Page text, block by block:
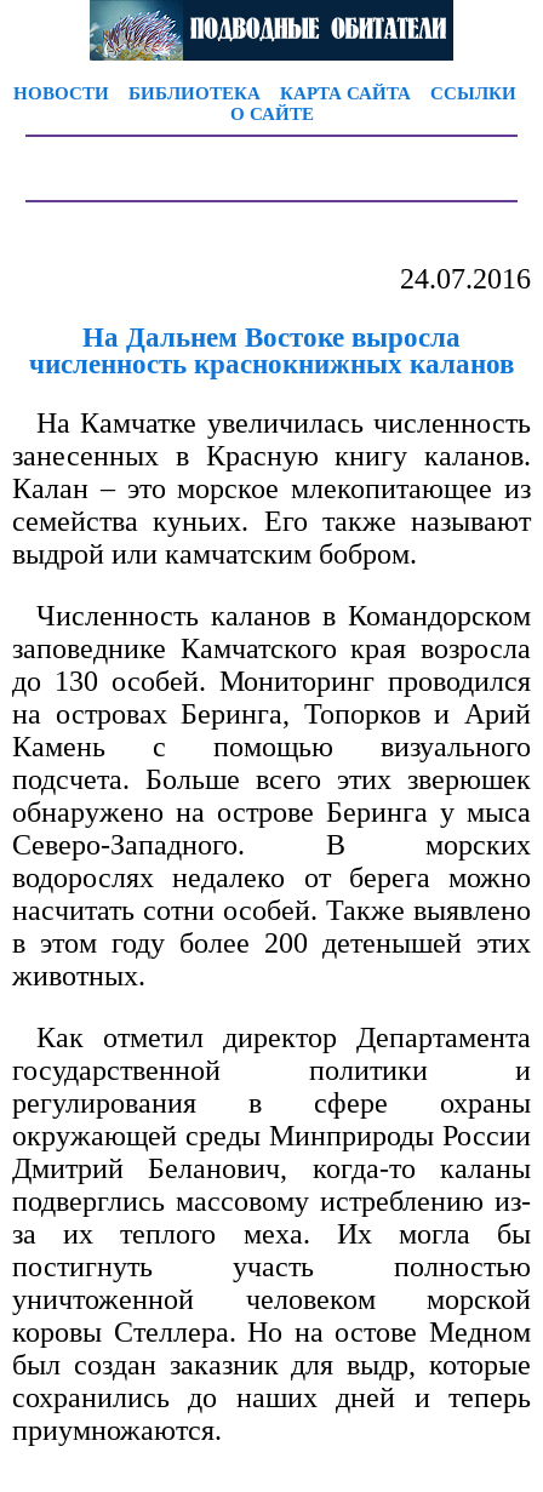
НОВОСТИ БИБЛИОТЕКА КАРТА САЙТА
ССЫЛКИ
О САЙТЕ
24.07.2016
На Дальнем Востоке выросла
численность краснокнижных каланов
На Камчатке увеличилась численность
занесенных в Красную книгу каланов.
Калан – это морское млекопитающее из
семейства куньих. Его также называют
выдрой или камчатским бобром.
Численность каланов в Командорском
заповеднике Камчатского края возросла
до 130 особей. Мониторинг проводился
на островах Беринга, Топорков и Арий
Камень с помощью визуального
подсчета. Больше всего этих зверюшек
обнаружено на острове Беринга у мыса
Северо-Западного. В морских
водорослях недалеко от берега можно
насчитать сотни особей. Также выявлено
в этом году более 200 детенышей этих
животных.
Как отметил директор Департамента
государственной политики и
регулирования в сфере охраны
окружающей среды Минприроды России
Дмитрий Беланович, когда-то каланы
подверглись массовому истреблению из-
за их теплого меха. Их могла бы
постигнуть участь полностью
уничтоженной человеком морской
коровы Стеллера. Но на остове Медном
был создан заказник для выдр, которые
сохранились до наших дней и теперь
приумножаются.